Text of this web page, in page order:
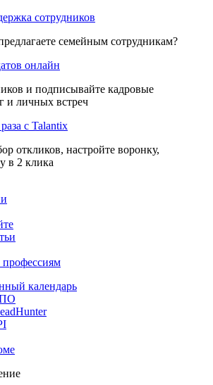
сотрудников
семейным сотрудникам?
онлайн
и подписывайте кадровые
и личных встреч
с Talantix
откликов, настройте воронку,
в 2 клика
календарь
ПО